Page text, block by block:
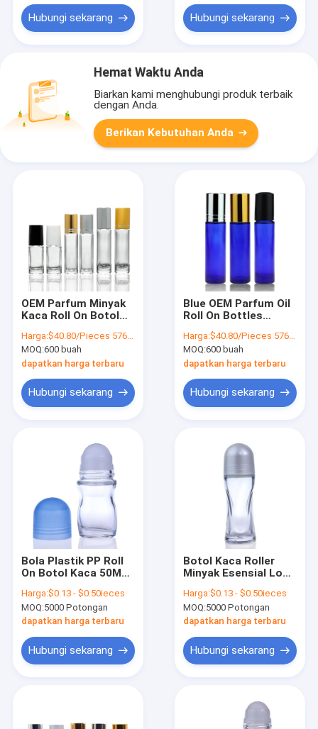
Hubungi sekarang Hubungi sekarang
Hemat Waktu Anda
Biarkan kami menghubungi produk terbaik
dengan Anda.
Berikan Kebutuhan Anda
OEM Parfum Minyak
Kaca Roll On Botol
Bottle
Harga:$40.80/Pieces 576-5759 Pieces
MOQ:600 buah
dapatkan harga terbaru
Hubungi sekarang
Blue OEM Parfum Oil
Roll On Bottles
Roller Ball Bottle
Harga:$40.80/Pieces 576-5759 Pieces
MOQ:600 buah
dapatkan harga terbaru
Hubungi sekarang
Bola Plastik PP Roll
On Botol Kaca 50ML
Harga:$0.13 - $0.50ieces
MOQ:5000 Potongan
dapatkan harga terbaru
Hubungi sekarang
Botol Kaca Roller
Minyak Esensial Logo
Plastik
Harga:$0.13 - $0.50ieces
MOQ:5000 Potongan
dapatkan harga terbaru
Hubungi sekarang